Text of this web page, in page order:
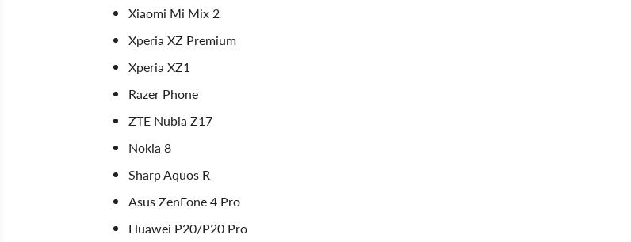
Xiaomi Mi Mix 2
Xperia XZ Premium
Xperia XZ1
Razer Phone
ZTE Nubia Z17
Nokia 8
Sharp Aquos R
Asus ZenFone 4 Pro
Huawei P20/P20 Pro